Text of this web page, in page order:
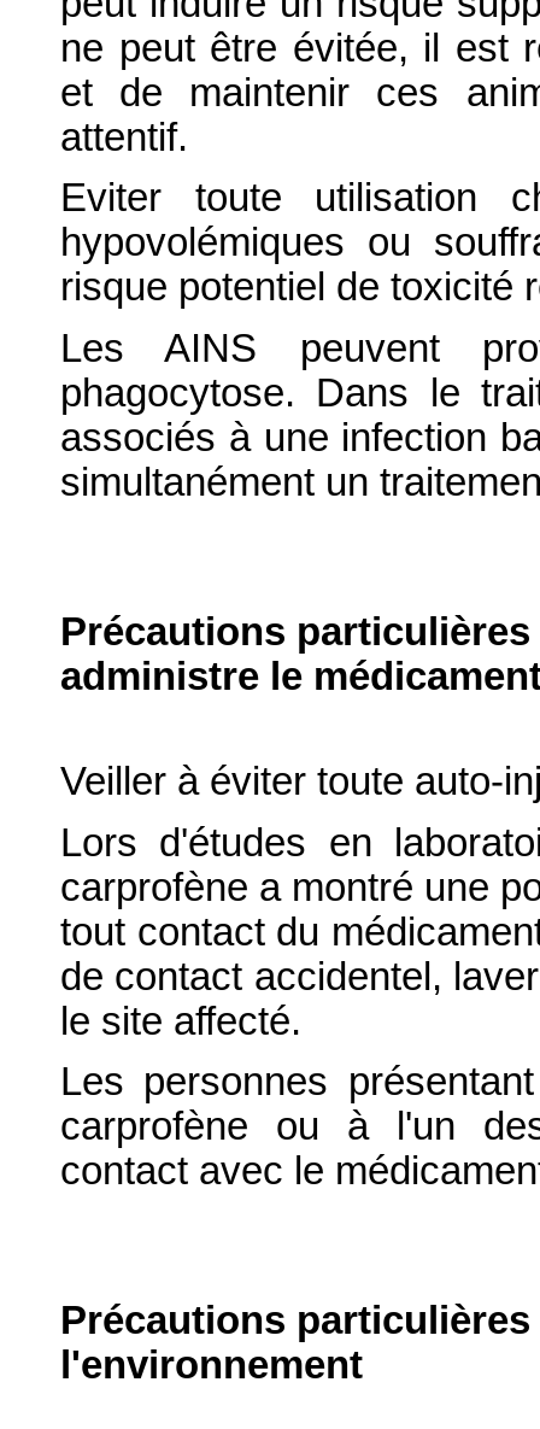
ne peut être évitée, il est
et de maintenir ces
attentif.
Eviter toute utilisation
hypovolémiques ou
risque potentiel de toxicité
Les AINS peuvent
phagocytose. Dans le
associés à une infection
simultanément un
Précautions
administre le
Veiller à éviter toute auto-
Lors d'études en
carprofène a montré une
tout contact du
de contact accidentel,
le site affecté.
Les personnes
carprofène ou à l'un
contact avec le
Précautions
l'environnement